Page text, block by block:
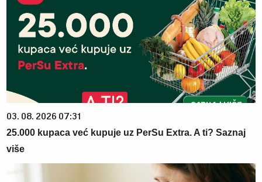
03. 08. 2026 07:31
25.000 kupaca već kupuje uz PerSu Extra. A ti? Saznaj
više